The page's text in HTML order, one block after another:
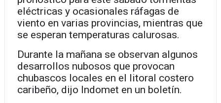
eléctricas y ocasionales ráfagas de
viento en varias provincias, mientras que
se esperan temperaturas calurosas.
Durante la mañana se observan algunos
desarrollos nubosos que provocan
chubascos locales en el litoral costero
caribeño, dijo Indomet en un boletín.